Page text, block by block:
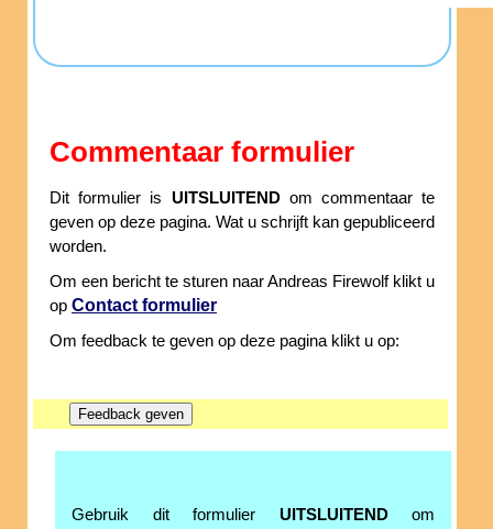
Commentaar formulier
Dit formulier is UITSLUITENDom commentaar te
geven op deze pagina. Wat u schrijft kan gepubliceerd
worden.
Om een bericht te sturen naar Andreas Firewolf klikt u
op Contact formulier
Om feedback te geven op deze pagina klikt u op:
Gebruik dit formulier UITSLUITENDom